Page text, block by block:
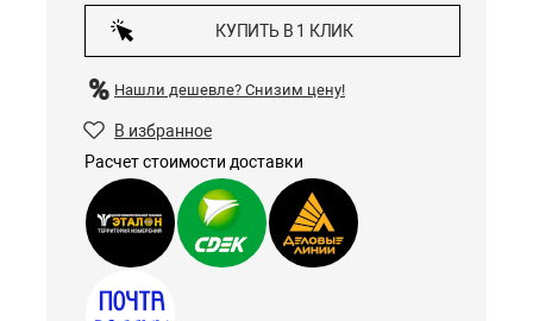
КУПИТЬ В 1 КЛИК
Нашли дешевле? Снизим цену!
В избранное
Расчет стоимости доставки